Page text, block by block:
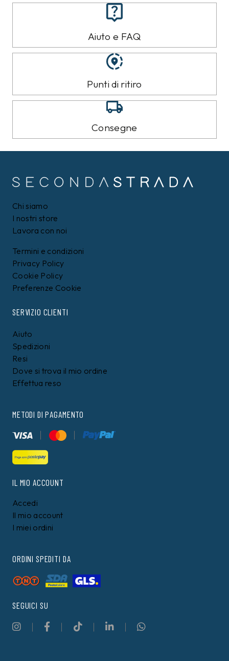
Aiuto e FAQ
Punti di ritiro
Consegne
Chi siamo
I nostri store
Lavora con noi
Termini e condizioni
Privacy Policy
Cookie Policy
Preferenze Cookie
SERVIZIO CLIENTI
Aiuto
Spedizioni
Resi
Dove si trova il mio ordine
Effettua reso
METODI DI PAGAMENTO
IL MIO ACCOUNT
Accedi
Il mio account
I miei ordini
ORDINI SPEDITI DA
SEGUICI SU